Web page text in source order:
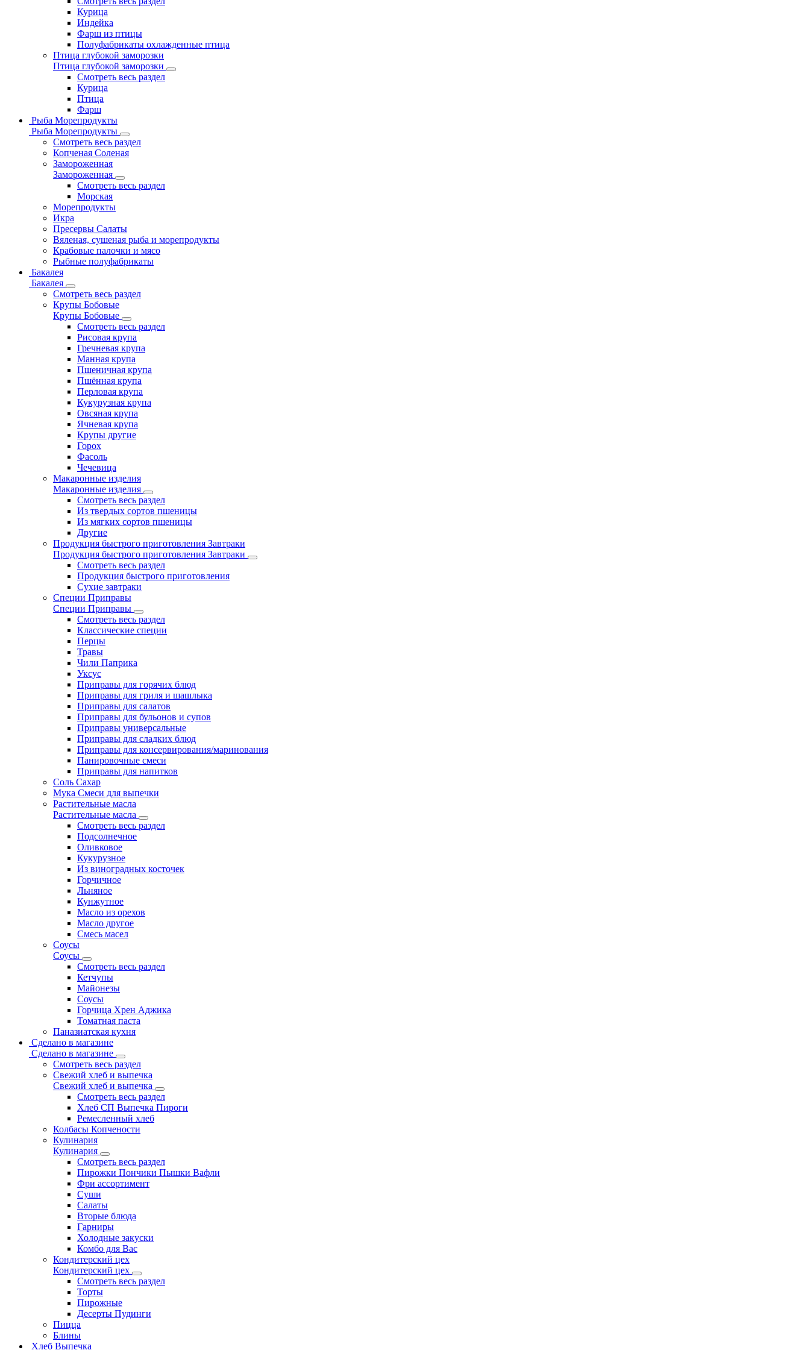
Курица
Индейка
Фарш из птицы
Полуфабрикаты охлажденные птица
Птица глубокой заморозки
Птица глубокой заморозки
Смотреть весь раздел
Курица
Птица
Фарш
Рыба Морепродукты
Рыба Морепродукты
Смотреть весь раздел
Копченая Соленая
Замороженная
Замороженная
Смотреть весь раздел
Морская
Морепродукты
Икра
Пресервы Салаты
Вяленая, сушеная рыба и морепродукты
Крабовые палочки и мясо
Рыбные полуфабрикаты
Бакалея
Бакалея
Смотреть весь раздел
Крупы Бобовые
Крупы Бобовые
Смотреть весь раздел
Рисовая крупа
Гречневая крупа
Манная крупа
Пшеничная крупа
Пшённая крупа
Перловая крупа
Кукурузная крупа
Овсяная крупа
Ячневая крупа
Крупы другие
Горох
Фасоль
Чечевица
Макаронные изделия
Макаронные изделия
Смотреть весь раздел
Из твердых сортов пшеницы
Из мягких сортов пшеницы
Другие
Продукция быстрого приготовления Завтраки
Продукция быстрого приготовления Завтраки
Смотреть весь раздел
Продукция быстрого приготовления
Сухие завтраки
Специи Приправы
Специи Приправы
Смотреть весь раздел
Классические специи
Перцы
Травы
Чили Паприка
Уксус
Приправы для горячих блюд
Приправы для гриля и шашлыка
Приправы для салатов
Приправы для бульонов и супов
Приправы универсальные
Приправы для сладких блюд
Приправы для консервирования/маринования
Панировочные смеси
Приправы для напитков
Соль Сахар
Мука Смеси для выпечки
Растительные масла
Растительные масла
Смотреть весь раздел
Подсолнечное
Оливковое
Кукурузное
Из виноградных косточек
Горчичное
Льняное
Кунжутное
Масло из орехов
Масло другое
Смесь масел
Соусы
Соусы
Смотреть весь раздел
Кетчупы
Майонезы
Соусы
Горчица Хрен Аджика
Томатная паста
Паназиатская кухня
Сделано в магазине
Сделано в магазине
Смотреть весь раздел
Свежий хлеб и выпечка
Свежий хлеб и выпечка
Смотреть весь раздел
Хлеб СП Выпечка Пироги
Ремесленный хлеб
Колбасы Копчености
Кулинария
Кулинария
Смотреть весь раздел
Пирожки Пончики Пышки Вафли
Фри ассортимент
Суши
Салаты
Вторые блюда
Гарниры
Холодные закуски
Комбо для Вас
Кондитерский цех
Кондитерский цех
Смотреть весь раздел
Торты
Пирожные
Десерты Пудинги
Пицца
Блины
Хлеб Выпечка